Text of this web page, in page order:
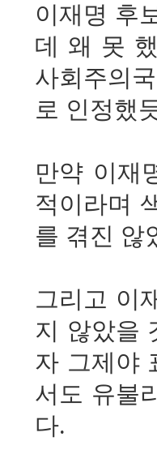
이재명 후
데 왜 못
사회주의
로 인정했
만약 이재
적이라며
를 겪진 않
그리고 이
지 않았을
자 그제야
서도 유불
다.